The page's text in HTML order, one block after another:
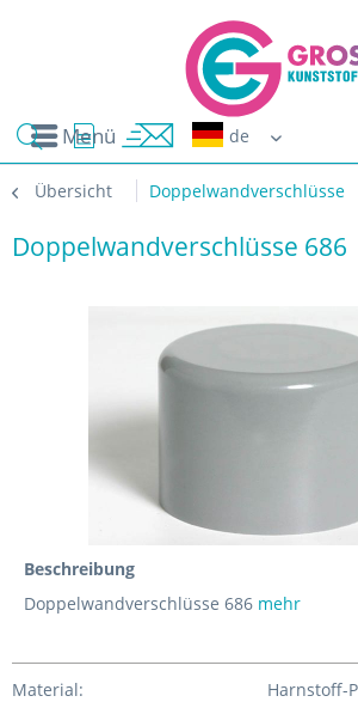
Menü
Übersicht Doppelwandverschlüsse
Doppelwandverschlüsse 686
Beschreibung
Doppelwandverschlüsse 686 mehr
Material: Harnstoff-